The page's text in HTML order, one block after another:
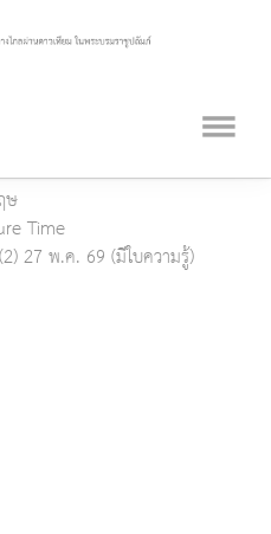
ษ
Time
27 พ.ค. 69 (มีใบความรู้)